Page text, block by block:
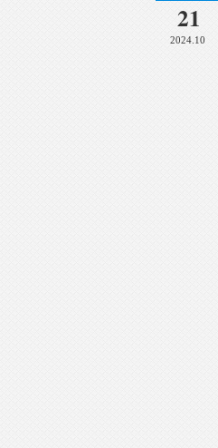
21
2024.10